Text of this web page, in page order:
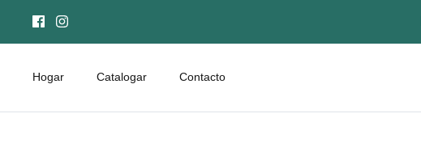
Hogar Catalogar Contacto